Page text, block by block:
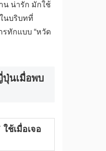
น น่ารัก มักใช้
นบริบทที่
รทักแบบ “หวัด
นเมื่อพบ
ใช้เมื่อเจอ